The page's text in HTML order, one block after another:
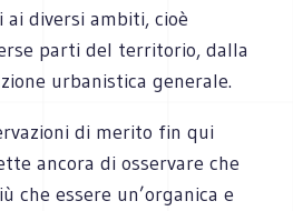
diversi ambiti, cioè
parti del territorio, dalla
urbanistica generale.
di merito fin qui
ancora di osservare che
che essere un’organica e